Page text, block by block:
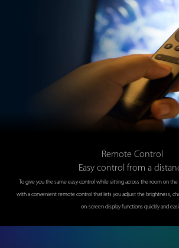
Remote Control
Easy control from a
To give you the same easy control while sitting across the room on
with a convenient remote control that lets you adjust the brightness,
on-screen display functions quickly and